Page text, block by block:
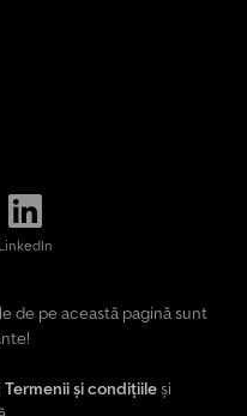
LinkedIn
de pe această pagină sunt
Termenii și condițiileși